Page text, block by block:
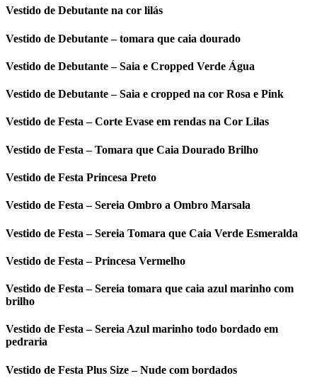
Vestido de Debutante na cor lilás
Vestido de Debutante – tomara que caia dourado
Vestido de Debutante – Saia e Cropped Verde Água
Vestido de Debutante – Saia e cropped na cor Rosa e Pink
Vestido de Festa – Corte Evase em rendas na Cor Lilas
Vestido de Festa – Tomara que Caia Dourado Brilho
Vestido de Festa Princesa Preto
Vestido de Festa – Sereia Ombro a Ombro Marsala
Vestido de Festa – Sereia Tomara que Caia Verde Esmeralda
Vestido de Festa – Princesa Vermelho
Vestido de Festa – Sereia tomara que caia azul marinho com
brilho
Vestido de Festa – Sereia Azul marinho todo bordado em
pedraria
Vestido de Festa Plus Size – Nude com bordados